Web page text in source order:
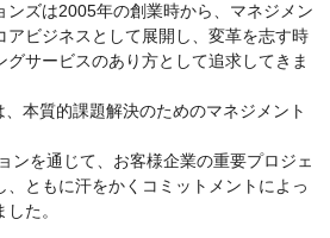
ンズは2005年の創業時から、マネジメン
アビジネスとして展開し、変革を志す時
サービスのあり方として追求してきま
本質的課題解決のためのマネジメント
ンを通じて、お客様企業の重要プロジェ
、ともに汗をかくコミットメントによっ
た。